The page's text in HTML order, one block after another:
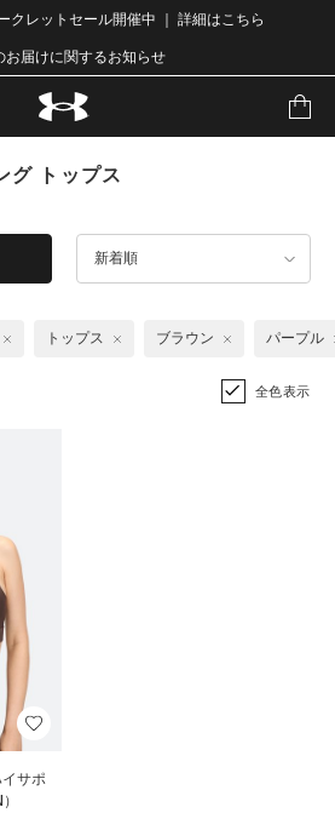
クレットセール開催中 ｜ 詳細はこちら
お届けに関するお知らせ
グ トップス
新着順
トップス ブラウン パープル
全色表示
サポ